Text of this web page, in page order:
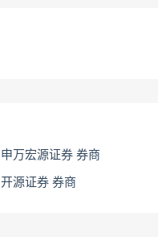
申万宏源证券 券商
开源证券 券商